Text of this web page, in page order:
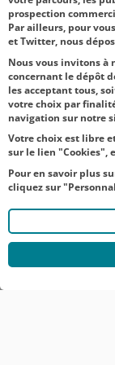
prospection
Par ailleurs, pour
et Twitter, nous
Nous vous invitons à
concernant le dépôt
les acceptant tous,
votre choix par
navigation sur notre
Votre choix est libre
sur le lien "Cookies",
Pour en savoir plus
cliquez sur